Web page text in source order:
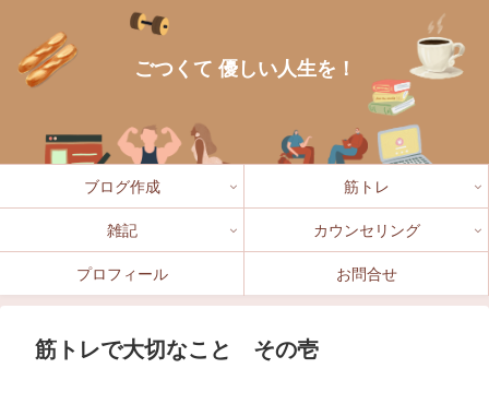
ごつくて 優しい人生を！
ブログ作成 筋トレ
雑記 カウンセリング
プロフィール お問合せ
筋トレで大切なこと その壱